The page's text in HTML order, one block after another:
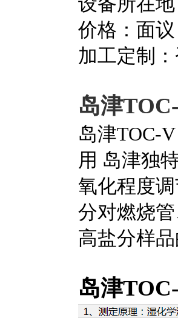
价格：面
加工定制
岛津
岛津TOC-
用 岛津独
氧化程度
分对燃烧
高盐分样
岛津